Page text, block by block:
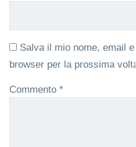
Salva il mio nome, email
browser per la prossima
Commento *